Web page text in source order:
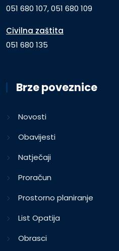
051 680 107, 051 680 109
Civilna zaštita
051 680 135
Brze poveznice
Novosti
Obavijesti
Natječaji
Proračun
Prostorno planiranje
List Opatija
Obrasci